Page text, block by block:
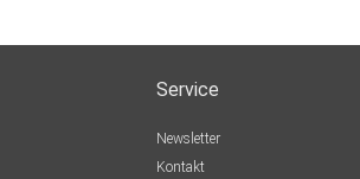
Service
Newsletter
Kontakt